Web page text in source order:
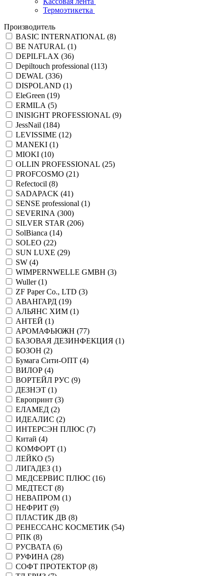
Термоэтикетка
Производитель
BASIC INTERNATIONAL (8)
BE NATURAL (1)
DEPILFLAX (36)
Depiltouch professional (113)
DEWAL (336)
DISPOLAND (1)
EleGreen (19)
ERMILA (5)
INISIGHT PROFESSIONAL (9)
JessNail (184)
LEVISSIME (12)
MANEKI (1)
MIOKI (10)
OLLIN PROFESSIONAL (25)
PROFCOSMO (21)
Refectocil (8)
SADAPACK (41)
SENSE professional (1)
SEVERINA (300)
SILVER STAR (206)
SolBianca (14)
SOLEO (22)
SUN LUXE (29)
SW (4)
WIMPERNWELLE GMBH (3)
Wuller (1)
ZF Paper Co., LTD (3)
АВАНГАРД (19)
АЛЬЯНС ХИМ (1)
АНТЕЙ (1)
АРОМАФЬЮЖН (77)
БАЗОВАЯ ДЕЗИНФЕКЦИЯ (1)
БОЗОН (2)
Бумага Сити-ОПТ (4)
ВИЛОР (4)
ВОРТЕЙЛ РУС (9)
ДЕЗНЭТ (1)
Европринт (3)
ЕЛАМЕД (2)
ИДЕАЛИС (2)
ИНТЕРСЭН ПЛЮС (7)
Китай (4)
КОМФОРТ (1)
ЛЕЙКО (5)
ЛИГАДЕЗ (1)
МЕДСЕРВИС ПЛЮС (16)
МЕДТЕСТ (8)
НЕВАПРОМ (1)
НЕФРИТ (9)
ПЛАСТИК ДВ (8)
РЕНЕССАНС КОСМЕТИК (54)
РПК (8)
РУСВАТА (6)
РУФИНА (28)
СОФТ ПРОТЕКТОР (8)